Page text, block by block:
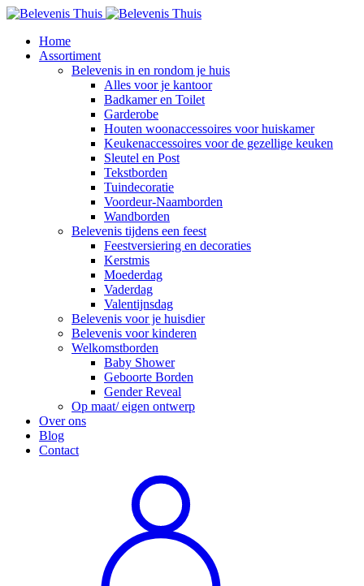
Home
Assortiment
Belevenis in en rondom je huis
Alles voor je kantoor
Badkamer en Toilet
Garderobe
Houten woonaccessoires voor huiskamer
Keukenaccessoires voor de gezellige keuken
Sleutel en Post
Tekstborden
Tuindecoratie
Voordeur-Naamborden
Wandborden
Belevenis tijdens een feest
Feestversiering en decoraties
Kerstmis
Moederdag
Vaderdag
Valentijnsdag
Belevenis voor je huisdier
Belevenis voor kinderen
Welkomstborden
Baby Shower
Geboorte Borden
Gender Reveal
Op maat/ eigen ontwerp
Over ons
Blog
Contact